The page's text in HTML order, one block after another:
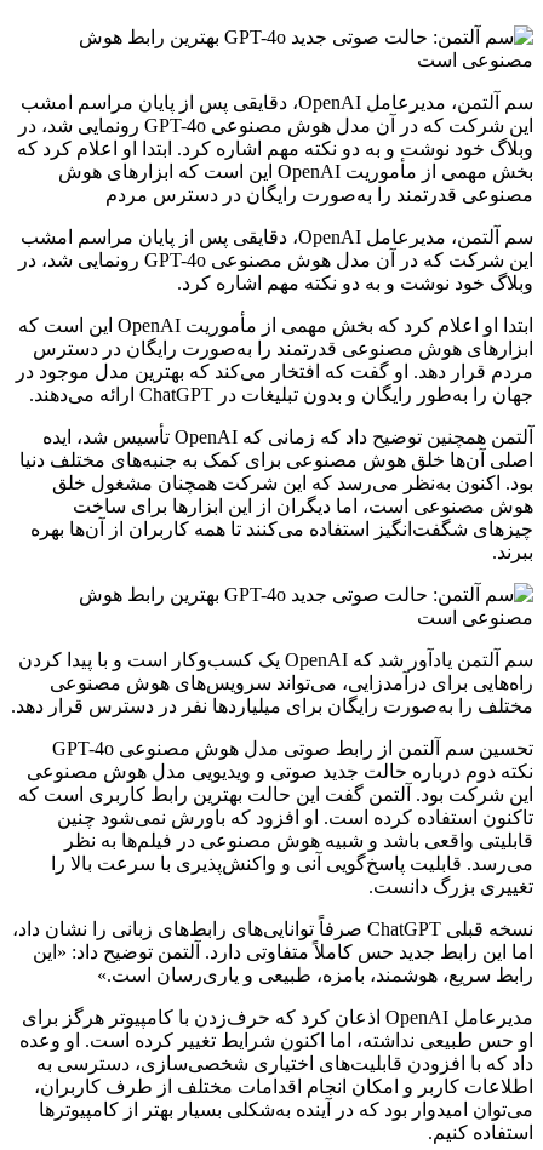
سم آلتمن، مدیرعامل OpenAI، دقایقی پس از پایان مراسم امشب
این شرکت که در آن مدل هوش مصنوعی GPT-4o رونمایی شد، در
وبلاگ خود نوشت و به دو نکته مهم اشاره کرد. ابتدا او اعلام کرد که
بخش مهمی از مأموریت OpenAI این است که ابزارهای هوش
مصنوعی قدرتمند را به‌صورت رایگان در دسترس مردم
سم آلتمن، مدیرعامل OpenAI، دقایقی پس از پایان مراسم امشب
این شرکت که در آن مدل هوش مصنوعی GPT-4o رونمایی شد، در
وبلاگ خود نوشت و به دو نکته مهم اشاره کرد.
ابتدا او اعلام کرد که بخش مهمی از مأموریت OpenAI این است که
ابزارهای هوش مصنوعی قدرتمند را به‌صورت رایگان در دسترس
مردم قرار دهد. او گفت که افتخار می‌کند که بهترین مدل موجود در
جهان را به‌طور رایگان و بدون تبلیغات در ChatGPT ارائه می‌دهند.
آلتمن همچنین توضیح داد که زمانی که OpenAI تأسیس شد، ایده
اصلی آن‌ها خلق هوش مصنوعی برای کمک به جنبه‌های مختلف دنیا
بود. اکنون به‌نظر می‌رسد که این شرکت همچنان مشغول خلق
هوش مصنوعی است، اما دیگران از این ابزارها برای ساخت
چیزهای شگفت‌انگیز استفاده می‌کنند تا همه کاربران از آن‌ها بهره
ببرند.
سم آلتمن یادآور شد که OpenAI یک کسب‌وکار است و با پیدا کردن
راه‌هایی برای درآمدزایی، می‌تواند سرویس‌های هوش مصنوعی
مختلف را به‌صورت رایگان برای میلیاردها نفر در دسترس قرار دهد.
تحسین سم آلتمن از رابط صوتی مدل هوش مصنوعی GPT-4o
نکته دوم درباره حالت جدید صوتی و ویدیویی مدل هوش مصنوعی
این شرکت بود. آلتمن گفت این حالت بهترین رابط کاربری است که
تاکنون استفاده کرده است. او افزود که باورش نمی‌شود چنین
قابلیتی واقعی باشد و شبیه هوش مصنوعی در فیلم‌ها به نظر
می‌رسد. قابلیت پاسخ‌گویی آنی و واکنش‌پذیری با سرعت بالا را
تغییری بزرگ دانست.
نسخه قبلی ChatGPT صرفاً توانایی‌های رابط‌های زبانی را نشان داد،
اما این رابط جدید حس کاملاً متفاوتی دارد. آلتمن توضیح داد: «این
رابط سریع، هوشمند، بامزه، طبیعی و یاری‌رسان است.»
مدیرعامل OpenAI اذعان کرد که حرف‌زدن با کامپیوتر هرگز برای
او حس طبیعی نداشته، اما اکنون شرایط تغییر کرده است. او وعده
داد که با افزودن قابلیت‌های اختیاری شخصی‌سازی، دسترسی به
اطلاعات کاربر و امکان انجام اقدامات مختلف از طرف کاربران،
می‌توان امیدوار بود که در آینده به‌شکلی بسیار بهتر از کامپیوترها
استفاده کنیم.